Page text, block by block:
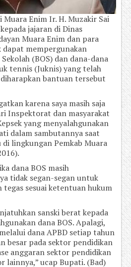
Muara Enim Ir. H. Muzakir Sai
jajaran di Dinas
Muara Enim dan para
dapat mempergunakan
(BOS) dan dana-dana
tennis (Juknis) yang telah
bantuan tersebut
karena saya masih saja
Inspektorat dan masyarakat
yang menyalahgunakan
dalam sambutannya saat
lingkungan Pemkab Muara
dana BOS masih
tidak segan-segan untuk
sesuai ketentuan hukum
sanski berat kepada
dana BOS. Apalagi,
dana APBD setiap tahun
besar pada sektor pendidikan
anggaran sektor pendidikan
lainnya,” ucap Bupati. (Bad)